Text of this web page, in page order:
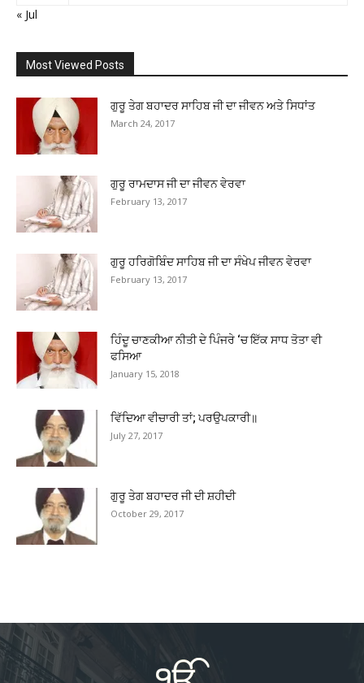
« Jul
Most Viewed Posts
ਗੁਰੂ ਤੇਗ ਬਹਾਦਰ ਸਾਹਿਬ ਜੀ ਦਾ ਜੀਵਨ ਅਤੇ ਸਿਧਾਂਤ
March 24, 2017
ਗੁਰੂ ਰਾਮਦਾਸ ਜੀ ਦਾ ਜੀਵਨ ਵੇਰਵਾ
February 13, 2017
ਗੁਰੂ ਹਰਿਗੋਬਿੰਦ ਸਾਹਿਬ ਜੀ ਦਾ ਸੰਖੇਪ ਜੀਵਨ ਵੇਰਵਾ
February 13, 2017
ਹਿੰਦੂ ਚਾਣਕੀਆ ਨੀਤੀ ਦੇ ਪਿੰਜਰੇ ‘ਚ ਇੱਕ ਸਾਧ ਤੋਤਾ ਵੀ
ਫਸਿਆ
January 15, 2018
ਵਿੱਦਿਆ ਵੀਚਾਰੀ ਤਾਂ; ਪਰਉਪਕਾਰੀ॥
July 27, 2017
ਗੁਰੂ ਤੇਗ ਬਹਾਦਰ ਜੀ ਦੀ ਸ਼ਹੀਦੀ
October 29, 2017